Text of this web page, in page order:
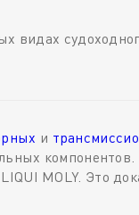
видах
и
MOLY. Это